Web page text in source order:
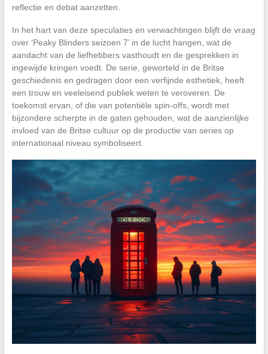
reflectie en debat aanzetten.
In het hart van deze speculaties en verwachtingen blijft de vraag
over ‘Peaky Blinders seizoen 7’ in de lucht hangen, wat de
aandacht van de liefhebbers vasthoudt en de gesprekken in
ingewijde kringen voedt. De serie, geworteld in de Britse
geschiedenis en gedragen door een verfijnde esthetiek, heeft
een trouw en veeleisend publiek weten te veroveren. De
toekomst ervan, of die van potentiële spin-offs, wordt met
bijzondere scherpte in de gaten gehouden, wat de aanzienlijke
invloed van de Britse cultuur op de productie van series op
internationaal niveau symboliseert.